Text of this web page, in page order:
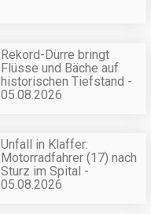
Rekord-Dürre bringt
Flüsse und Bäche auf
historischen Tiefstand -
05.08.2026
Unfall in Klaffer:
Motorradfahrer (17) nach
Sturz im Spital -
05.08.2026